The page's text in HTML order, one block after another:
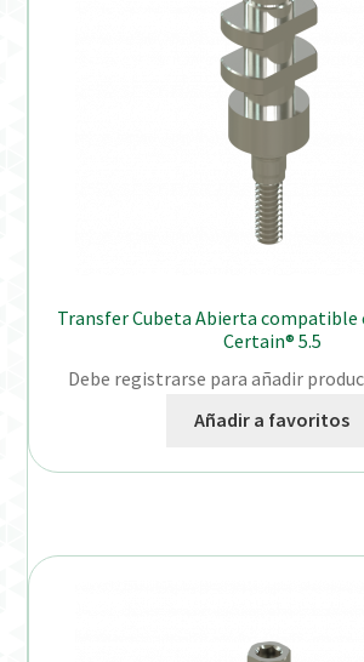
Transfer Cubeta Abierta compatible
Certain® 5.5
Debe registrarse para añadir
Añadir a favoritos